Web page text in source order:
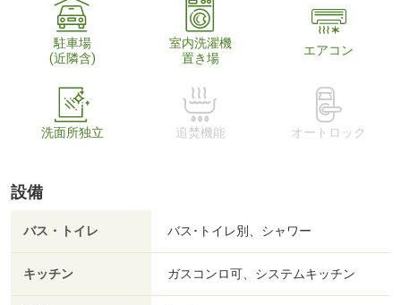
駐車場
(近隣含)
室内洗濯機
置き場
エアコン
洗面所独立 追焚機能 オートロック
設備
バス・トイレ バス･トイレ別、シャワー
キッチン ガスコンロ可、システムキッチン